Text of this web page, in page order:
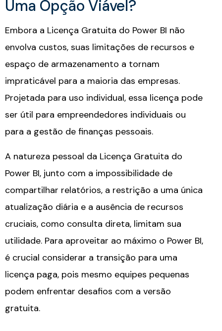
Uma Opção Viável?
Embora a Licença Gratuita do Power BI não
envolva custos, suas limitações de recursos e
espaço de armazenamento a tornam
impraticável para a maioria das empresas.
Projetada para uso individual, essa licença pode
ser útil para empreendedores individuais ou
para a gestão de finanças pessoais.
A natureza pessoal da Licença Gratuita do
Power BI, junto com a impossibilidade de
compartilhar relatórios, a restrição a uma única
atualização diária e a ausência de recursos
cruciais, como consulta direta, limitam sua
utilidade. Para aproveitar ao máximo o Power BI,
é crucial considerar a transição para uma
licença paga, pois mesmo equipes pequenas
podem enfrentar desafios com a versão
gratuita.